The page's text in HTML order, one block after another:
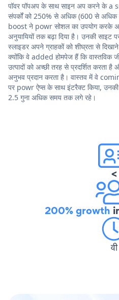
पॉवर पॉपअप के साथ साइन अप करने के
संपर्कों को 250% से अधिक (600 से अधिक
boost ने powr सोशल का उपयोग करके
अनुयायियों तक बढ़ा दिया है। उनकी
स्लाइडर अपने ग्राहकों को शीघ्रता से
क्योंकि वे added होमपेज हैं कि वास्तविक
उत्पादों को अच्छी तरह से प्रदर्शित करता
अनुभव प्रदान करता है। वास्तव में वे
पर powr ऐप्स के साथ इंटरैक्ट किया,
2.5 गुना अधिक समय तक लगे रहे।
<
200% growth
वी